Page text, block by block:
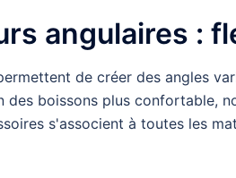
angulaires :
de créer des angles
boissons plus confortable,
s'associent à toutes les